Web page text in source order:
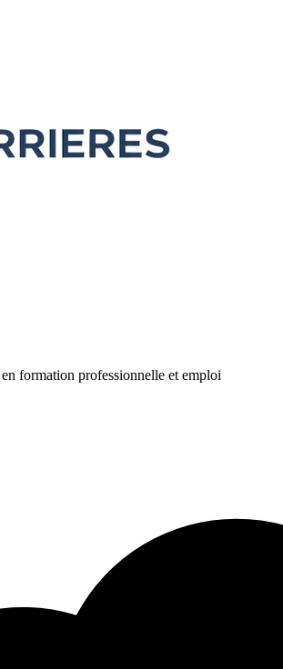
formation professionnelle et emploi